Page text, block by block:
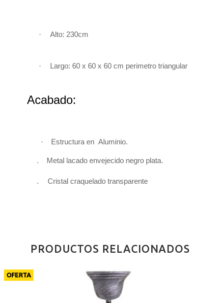
· Alto: 230cm
· Largo: 60 x 60 x 60 cm perimetro triangular
Acabado:
· Estructura en Aluminio.
. Metal l acado envejecido negro plata.
. Cristal craquelado transparente
PRODUCTOS RELACIONADOS
OFERTA